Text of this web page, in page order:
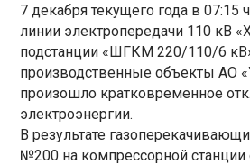
7 декабря текущего года в 07:15
линии электропередачи 110 кВ
подстанции «ШГКМ 220/110/6
производственные объекты АО
произошло кратковременное
электроэнергии.
В результате
№200 на компрессорной